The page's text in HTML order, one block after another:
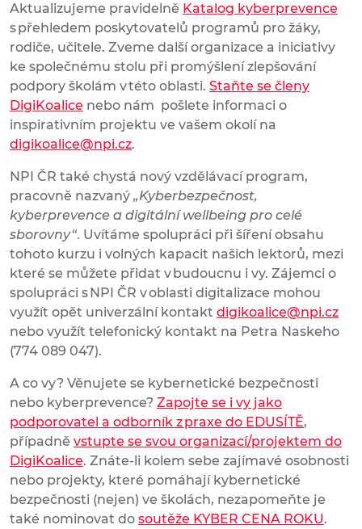
Aktualizujeme pravidelně Katalog kyberprevence
s přehledem poskytovatelů programů pro žáky,
rodiče, učitele. Zveme další organizace a iniciativy
ke společnému stolu při promýšlení zlepšování
podpory školám v této oblasti. Staňte se členy
DigiKoalice nebo nám pošlete informaci o
inspirativním projektu ve vašem okolí na
digikoalice@npi.cz.
NPI ČR také chystá nový vzdělávací program,
pracovně nazvaný „Kyberbezpečnost,
kyberprevence a digitální wellbeing pro celé
sborovny“. Uvítáme spolupráci při šíření obsahu
tohoto kurzu i volných kapacit našich lektorů, mezi
které se můžete přidat v budoucnu i vy. Zájemci o
spolupráci s NPI ČR v oblasti digitalizace mohou
využít opět univerzální kontakt digikoalice@npi.cz
nebo využít telefonický kontakt na Petra Naskeho
(774 089 047).
A co vy? Věnujete se kybernetické bezpečnosti
nebo kyberprevence? Zapojte se i vy jako
podporovatel a odborník z praxe do EDUSÍTĚ,
případně vstupte se svou organizací/projektem do
DigiKoalice. Znáte-li kolem sebe zajímavé osobnosti
nebo projekty, které pomáhají kybernetické
bezpečnosti (nejen) ve školách, nezapomeňte je
také nominovat do soutěže KYBER CENA ROKU.